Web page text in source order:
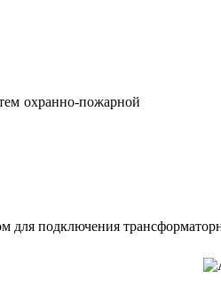
охранно-пожарной
для подключения